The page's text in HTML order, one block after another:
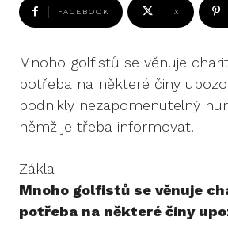
FACEBOOK X
Mnoho golfistů se věnuje
potřeba na některé činy
podnikly nezapomenutelný
němž je třeba informovat.
Zákla
Mnoho golfistů se věnuje
potřeba na některé činy